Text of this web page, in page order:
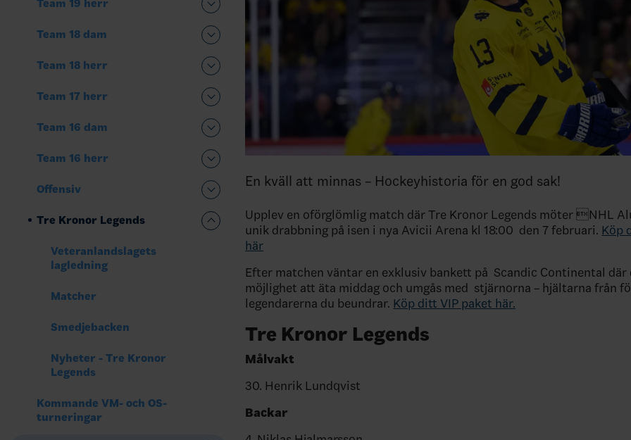
Team 19 herr
Team 18 dam
Team 18 herr
Team 17 herr
Team 16 dam
Team 16 herr
Offensiv
Tre Kronor Legends
Veteranlandslagets
lagledning
Matcher
Smedjebacken
Nyheter - Tre Kronor
Legends
Kommande VM- och OS-
turneringar
En kväll att minnas – Hockeyhistoria för en god sak!
Upplev en oförglömlig match där Tre Kronor Legends möter NHL
unik drabbning på isen i nya Avicii Arena kl 18:00 den 7 februari. Köp
här
Efter matchen väntar en exklusiv bankett på Scandic Continental där
möjlighet att äta middag och umgås med stjärnorna – hjältarna från
legendarerna du beundrar. Köp ditt VIP paket här.
Tre Kronor Legends
Målvakt
30. Henrik Lundqvist
Backar